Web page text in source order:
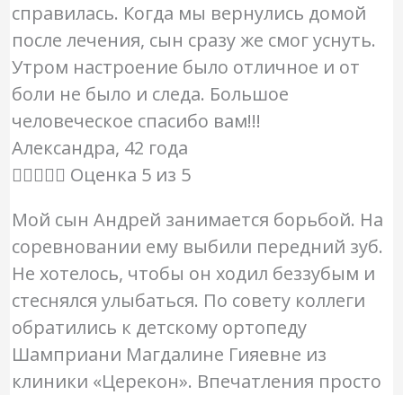
справилась. Когда мы вернулись домой
после лечения, сын сразу же смог уснуть.
Утром настроение было отличное и от
боли не было и следа. Большое
человеческое спасибо вам!!!
Александра, 42 года
 Оценка 5 из 5
Мой сын Андрей занимается борьбой. На
соревновании ему выбили передний зуб.
Не хотелось, чтобы он ходил беззубым и
стеснялся улыбаться. По совету коллеги
обратились к детскому ортопеду
Шамприани Магдалине Гияевне из
клиники «Церекон». Впечатления просто